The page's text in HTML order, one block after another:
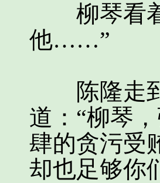
柳琴看着
他……”
陈隆走到
道：“柳琴
肆的贪污受
却也足够你